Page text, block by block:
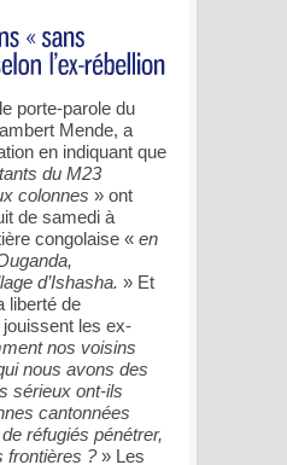
porte-parole du
Mende, a
en indiquant que
du M23
colonnes » ont
de samedi à
congolaise « en
d’Ishasha. » Et
liberté de
les ex-
nos voisins
nous avons des
sérieux ont-ils
cantonnées
réfugiés pénétrer,
frontières ?» Les